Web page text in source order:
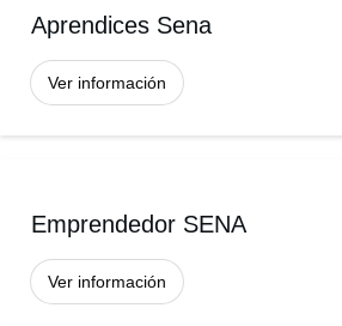
Aprendices Sena
Ver información
Emprendedor SENA
Ver información